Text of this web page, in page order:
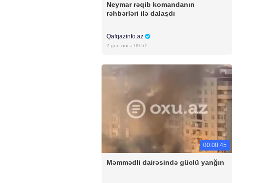
Neymar rəqib komandanın
rəhbərləri ilə dalaşdı
Qafqazinfo.az
2 gün öncə 09:51
00:00:45
Məmmədli dairəsində güclü yanğın